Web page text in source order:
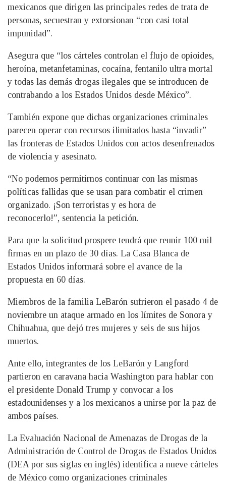
mexicanos que dirigen las principales redes de trata de
personas, secuestran y extorsionan “con casi total
impunidad”.
Asegura que “los cárteles controlan el flujo de opioides,
heroína, metanfetaminas, cocaína, fentanilo ultra mortal
y todas las demás drogas ilegales que se introducen de
contrabando a los Estados Unidos desde México”.
También expone que dichas organizaciones criminales
parecen operar con recursos ilimitados hasta “invadir”
las fronteras de Estados Unidos con actos desenfrenados
de violencia y asesinato.
“No podemos permitirnos continuar con las mismas
políticas fallidas que se usan para combatir el crimen
organizado. ¡Son terroristas y es hora de
reconocerlo!”, sentencia la petición.
Para que la solicitud prospere tendrá que reunir 100 mil
firmas en un plazo de 30 días. La Casa Blanca de
Estados Unidos informará sobre el avance de la
propuesta en 60 días.
Miembros de la familia LeBarón sufrieron el pasado 4 de
noviembre un ataque armado en los límites de Sonora y
Chihuahua, que dejó tres mujeres y seis de sus hijos
muertos.
Ante ello, integrantes de los LeBarón y Langford
partieron en caravana hacia Washington para hablar con
el presidente Donald Trump y convocar a los
estadounidenses y a los mexicanos a unirse por la paz de
ambos países.
La Evaluación Nacional de Amenazas de Drogas de la
Administración de Control de Drogas de Estados Unidos
(DEA por sus siglas en inglés) identifica a nueve cárteles
de México como organizaciones criminales